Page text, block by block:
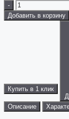
-
Добавить в корзину
Купить в 1 клик
Описание